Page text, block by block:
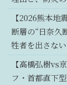
【2026熊本地
断層の“日奈
牲者を出さな
【高橋弘樹vs
フ・首都直下